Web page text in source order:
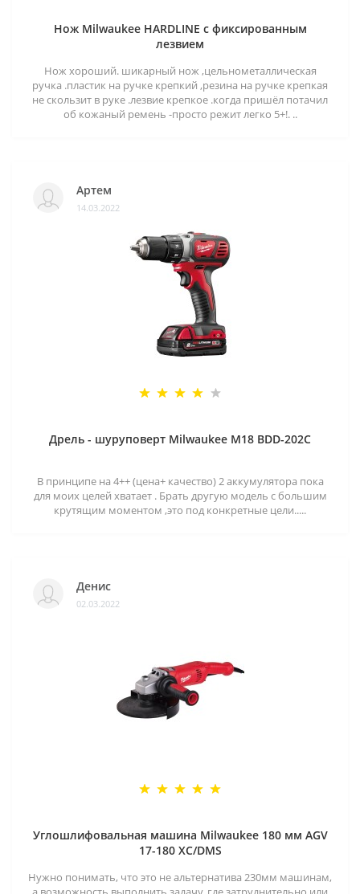
Нож Milwaukee HARDLINE с фиксированным
лезвием
Нож хороший. шикарный нож ,цельнометаллическая
ручка .пластик на ручке крепкий ,резина на ручке крепкая
не скользит в руке .лезвие крепкое .когда пришёл потачил
об кожаный ремень -просто режит легко 5+!. ..
Артем
14.03.2022
Дрель - шуруповерт Milwaukee M18 BDD-202C
В принципе на 4++ (цена+ качество) 2 аккумулятора пока
для моих целей хватает . Брать другую модель с большим
крутящим моментом ,это под конкретные цели.....
Денис
02.03.2022
Углошлифовальная машина Milwaukee 180 мм AGV
17-180 XC/DMS
Нужно понимать, что это не альтернатива 230мм машинам,